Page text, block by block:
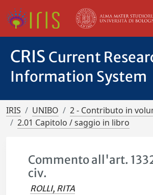
CRIS Current
Information System
IRIS UNIBO
2 - Contributo in
2.01 Capitolo / saggio in libro
Commento all'art.
civ.
ROLLI, RITA